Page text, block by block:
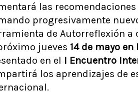
las
progresivamente
de Autorreflexión
jueves 14 de mayo en
en el I Encuentro
los aprendizajes de